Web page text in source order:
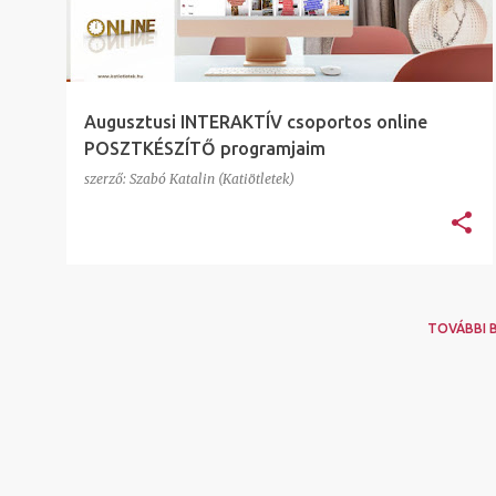
Augusztusi INTERAKTÍV csoportos online
POSZTKÉSZÍTŐ programjaim
szerző: Szabó Katalin (Katiötletek)
TOVÁBBI